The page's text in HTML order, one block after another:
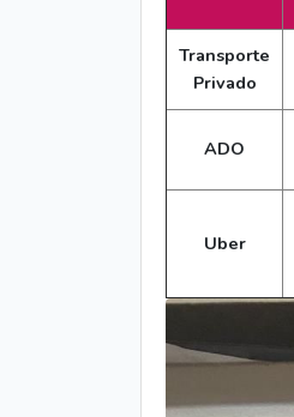
Transporte
Privado
ADO
Uber